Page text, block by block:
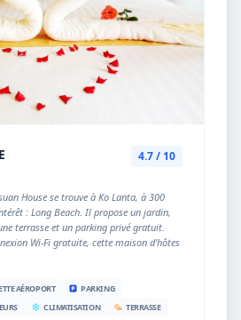
4.7 / 10
House se trouve à Ko Lanta, à 300
: Long Beach. Il propose un jardin,
terrasse et un parking privé gratuit.
Wi-Fi gratuite, cette maison d'hôtes
AÉROPORT
PARKING
CLIMATISATION TERRASSE